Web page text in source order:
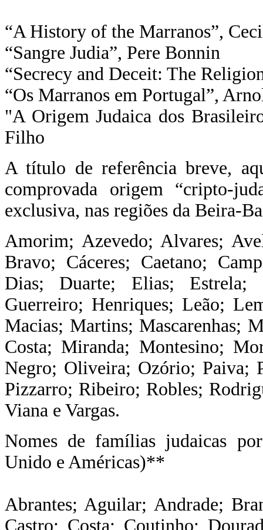
“A History of the Marranos”,
“Sangre Judia”, Pere Bonnin
“Secrecy and Deceit: The
“Os Marranos em Portugal”,
"A Origem Judaica dos
Filho
A título de referência breve,
comprovada origem “cripto-
exclusiva, nas regiões da Beira-
Amorim; Azevedo; Alvares;
Bravo; Cáceres; Caetano;
Dias; Duarte; Elias; Estrela;
Guerreiro; Henriques; Leão;
Macias; Martins; Mascarenhas;
Costa; Miranda; Montesino;
Negro; Oliveira; Ozório; Paiva;
Pizzarro; Ribeiro; Robles;
Viana e Vargas.
Nomes de famílias judaicas
Unido e Américas)**
Abrantes; Aguilar; Andrade;
Castro; Costa; Coutinho;